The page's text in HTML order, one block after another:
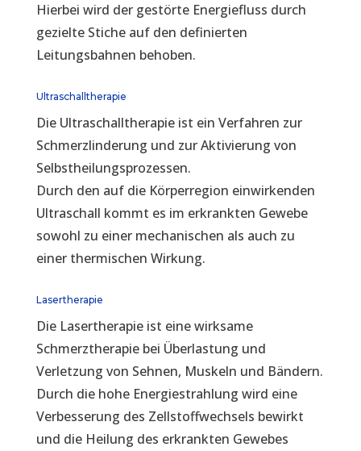
Hierbei wird der gestörte Energiefluss durch
gezielte Stiche auf den definierten
Leitungsbahnen behoben.
Ultraschalltherapie
Die Ultraschalltherapie ist ein Verfahren zur
Schmerzlinderung und zur Aktivierung von
Selbstheilungsprozessen.
Durch den auf die Körperregion einwirkenden
Ultraschall kommt es im erkrankten Gewebe
sowohl zu einer mechanischen als auch zu
einer thermischen Wirkung.
Lasertherapie
Die Lasertherapie ist eine wirksame
Schmerztherapie bei Überlastung und
Verletzung von Sehnen, Muskeln und Bändern.
Durch die hohe Energiestrahlung wird eine
Verbesserung des Zellstoffwechsels bewirkt
und die Heilung des erkrankten Gewebes